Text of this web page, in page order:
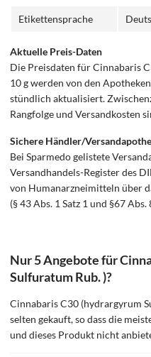
Etikettensprache
Aktuelle Preis-Daten
Die Preisdaten für Cinnabaris
10 g werden von den
stündlich aktualisiert.
Rangfolge und Versandkosten
Sichere Händler/
Bei Sparmedo gelistete
Versandhandels-Register des
von Humanarzneimitteln über
(§ 43 Abs. 1 Satz 1 und §67 Abs.
Nur 5 Angebote für
Sulfuratum Rub. )?
Cinnabaris C30 (hydrargyrum
selten gekauft, so dass die
und dieses Produkt nicht